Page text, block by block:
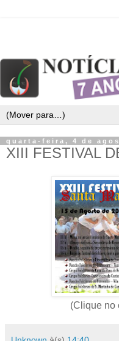
quarta-feira, 4 de
XIII FESTIVAL
(Clique no